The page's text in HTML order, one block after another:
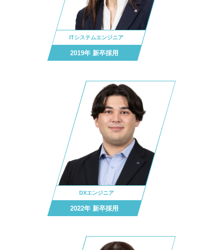
ITシステムエンジニア
2019年 新卒採用
DXエンジニア
2022年 新卒採用